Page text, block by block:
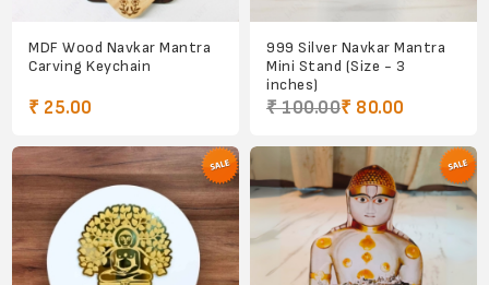
MDF Wood Navkar Mantra
Carving Keychain
₹ 25.00
999 Silver Navkar Mantra
Mini Stand (Size - 3
inches)
₹ 100.00₹ 80.00